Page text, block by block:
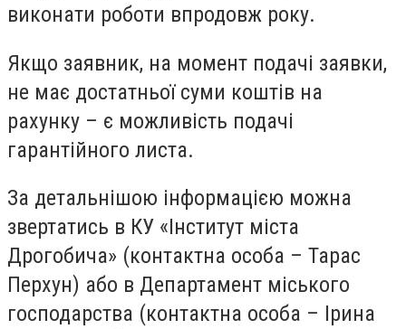
виконати роботи впродовж року.
Якщо заявник, на момент подачі заявки,
не має достатньої суми коштів на
рахунку – є можливість подачі
гарантійного листа.
За детальнішою інформацією можна
звертатись в КУ «Інститут міста
Дрогобича» (контактна особа – Тарас
Перхун) або в Департамент міського
господарства (контактна особа – Ірина